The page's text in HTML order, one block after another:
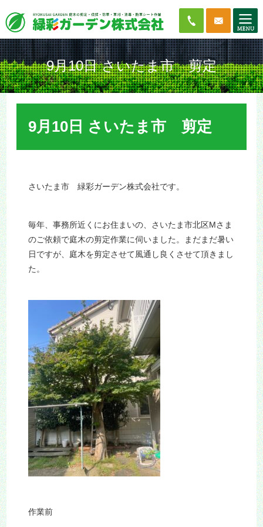
9月10日 さいたま市 剪定
9月10日 さいたま市 剪定
さいたま市 緑彩ガーデン株式会社です。
毎年、事務所近くにお住まいの、さいたま市北区Mさま
のご依頼で庭木の剪定作業に伺いました。まだまだ暑い
日ですが、庭木を剪定させて風通し良くさせて頂きまし
た。
作業前